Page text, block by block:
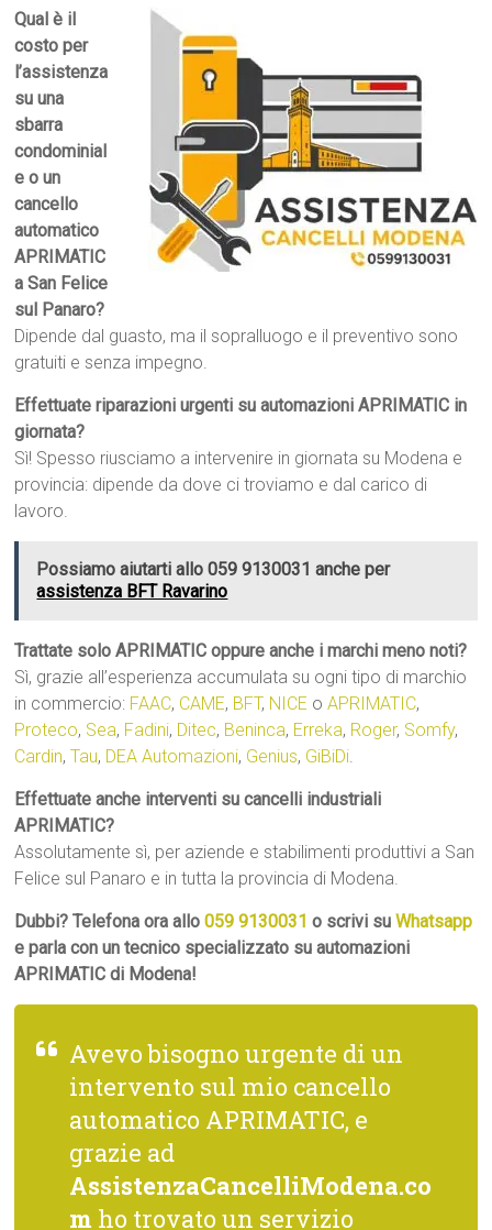
Qual è il
costo per
l’assistenza
su una
sbarra
condominial
e o un
cancello
automatico
APRIMATIC
a San Felice
sul Panaro?
Dipende dal guasto, ma il sopralluogo e il preventivo sono
gratuiti e senza impegno.
Effettuate riparazioni urgenti su automazioni APRIMATIC in
giornata?
Sì! Spesso riusciamo a intervenire in giornata su Modena e
provincia: dipende da dove ci troviamo e dal carico di
lavoro.
Possiamo aiutarti allo 059 9130031 anche per
assistenza BFT Ravarino
Trattate solo APRIMATIC oppure anche i marchi meno noti?
Sì, grazie all’esperienza accumulata su ogni tipo di marchio
in commercio: FAAC, CAME, BFT, NICE oAPRIMATIC,
Proteco, Sea, Fadini, Ditec, Beninca, Erreka, Roger, Somfy,
Cardin,Tau, DEA Automazioni, Genius, GiBiDi.
Effettuate anche interventi su cancelli industriali
APRIMATIC?
Assolutamente sì, per aziende e stabilimenti produttivi a San
Felice sul Panaro e in tutta la provincia di Modena.
Dubbi? Telefona ora allo059 9130031 o scrivi suWhatsapp
e parla con un tecnico specializzato su automazioni
APRIMATIC di Modena!
Avevo bisogno urgente di un
intervento sul mio cancello
automatico APRIMATIC, e
grazie ad
AssistenzaCancelliModena.co
m ho trovato un servizio